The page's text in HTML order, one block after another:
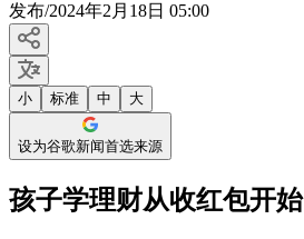
发布/2024年2月18日 05:00
小 标准 中 大
设为谷歌新闻首选来源
孩子学理财从收红包开始